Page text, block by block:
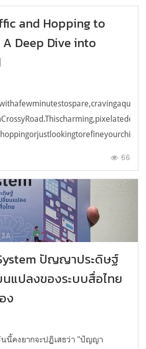
and Hopping to
A Deep Dive into
66
ปัญญาประดิษฐ์
แปลงของระบบสื่อไทย
ง
นนี้คงยากจะปฏิเสธว่า "ปัญญา